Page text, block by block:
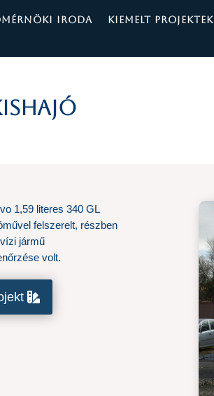
IRODA KIEMELT PROJEKTEK
1,59 literes 340 GL
felszerelt, részben
jármű
volt.